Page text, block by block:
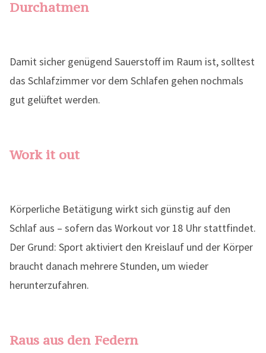
Durchatmen
Damit sicher genügend Sauerstoff im Raum ist, solltest
das Schlafzimmer vor dem Schlafen gehen nochmals
gut gelüftet werden.
Work it out
Körperliche Betätigung wirkt sich günstig auf den
Schlaf aus – sofern das Workout vor 18 Uhr stattfindet.
Der Grund: Sport aktiviert den Kreislauf und der Körper
braucht danach mehrere Stunden, um wieder
herunterzufahren.
Raus aus den Federn